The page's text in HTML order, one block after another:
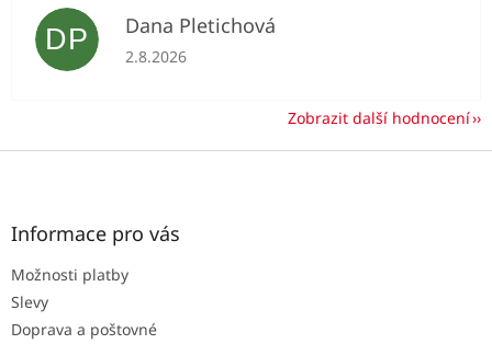
DP Dana Pletichová
Hodnocení obchodu je 5 z 5 hvězdiček.
2.8.2026
Zobrazit další hodnocení
Z
Informace pro vás
Možnosti platby
Slevy
Doprava a poštovné